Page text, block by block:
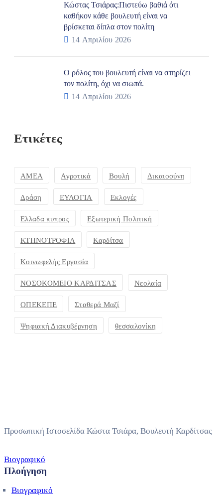
Κώστας Τσιάρας:Πιστεύω βαθιά ότι
καθήκον κάθε βουλευτή είναι να
βρίσκεται δίπλα στον πολίτη
14 Απριλίου 2026
Ο ρόλος του βουλευτή είναι να στηρίζει
τον πολίτη, όχι να σιωπά.
14 Απριλίου 2026
Ετικέτες
ΑΜΕΑ Αγροτικά Βουλή Δικαιοσύνη
Δράση ΕΥΛΟΓΙΑ Εκλογές
Ελλαδα κυπρος Εξωτερική Πολιτική
ΚΤΗΝΟΤΡΟΦΙΑ Καρδίτσα
Κοινωφελής Εργασία
ΝΟΣΟΚΟΜΕΙΟ ΚΑΡΔΙΤΣΑΣ Νεολαία
ΟΠΕΚΕΠΕ Σταθερά Μαζί
Ψηφιακή Διακυβέρνηση θεσσαλονίκη
Προσωπική Ιστοσελίδα Κώστα Τσιάρα, Βουλευτή Καρδίτσας
Βιογραφικό
Πλοήγηση
Βιογραφικό